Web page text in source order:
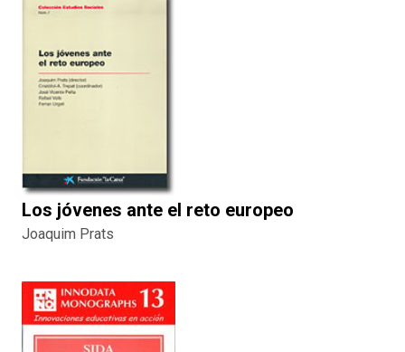
Los jóvenes ante el reto europeo
Joaquim Prats